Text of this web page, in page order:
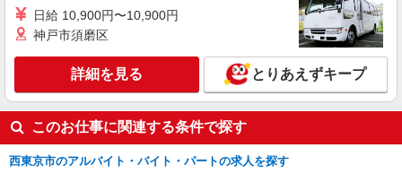
日給 10,900円〜10,900円
神戸市須磨区
詳細を見る とりあえずキープ
このお仕事に関連する条件で探す
西東京市のアルバイト・バイト・パートの求人を探す